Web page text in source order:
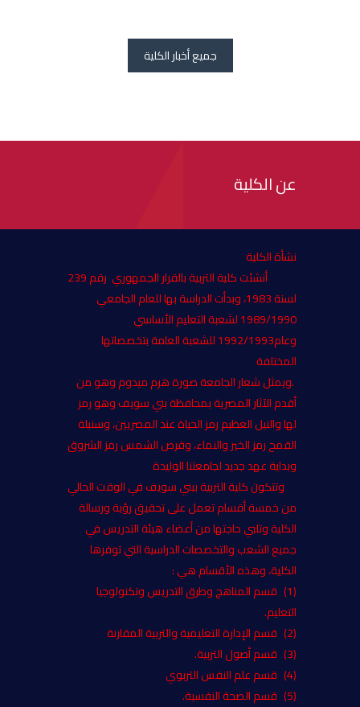
جميع أخبار الكلية
عن الكلية
نشأة الكلية
أنشئت كلية التربية بالقرار الجمهوري رقم 239
لسنة 1983، وبدأت الدراسة بها للعام الجامعي
1989/1990 لشعبة التعليم الأساسي
وعام1992/1993 للشعبة العامة بتخصصاتها
المختلفة
.ويمثل شعار الجامعة صورة هرم ميدوم وهو من
أقدم الآثار المصرية بمحافظة بني سويف وهو رمز
لها والنيل العظيم رمز الحياة عند المصريين، وسنبلة
القمح رمز الخير والنماء، وقرص الشمس رمز الشروق
وبداية عهد جديد لجامعتنا الوليدة
وتتكون كلية التربية ببني سويف في الوقت الحالي
من خمسة أقسام تعمل على تحقيق رؤية ورسالة
الكلية وتلبي حاجتها من أعضاء هيئة التدريس في
جميع الشعب والتخصصات الدراسية التي توفرها
الكلية، وهذه الأقسام هي :
(1)
قسم المناهج وطرق التدريس وتكنولوجيا
التعليم.
(2)
قسم الإدارة التعليمية والتربية المقارنة
(3)
قسم أصول التربية.
(4)
قسم علم النفس التربوي
(5)
قسم الصحة النفسية.